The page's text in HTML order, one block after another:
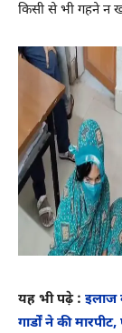
किसी से भी गहने न
यह भी पढ़े : इलाज
गार्डों ने की